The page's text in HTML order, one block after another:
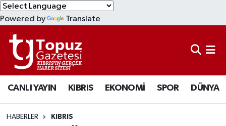
Powered by Translate
CANLI YAYIN KIBRIS EKONOMİ SPOR DÜNYA
HABERLER KIBRIS
KIBRIS
DÜNYA
EKONOMİ
MAGAZİN
Lefkoşa Nöbetçi Eczaneler
Lefkoşa Hava Durumu
Lefkoşa Trafik Yoğunluk Haritası
Süper Lig Puan Durumu ve Fikstür